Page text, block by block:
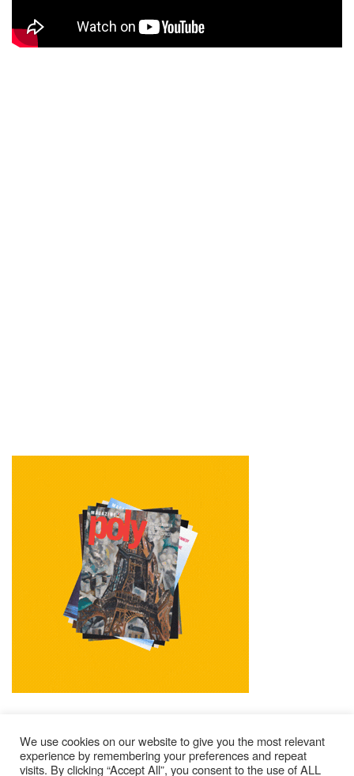
We use cookies on our website to give you the most relevant
experience by remembering your preferences and repeat
visits. By clicking “Accept All”, you consent to the use of ALL